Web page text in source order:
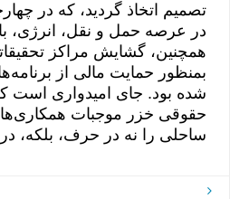
تصمیم اتخاذ گردید، که در
در عرصه حمل و نقل، انرژی،
همچنین، گشایش مراکز
بمنظور حمایت مالی از
شده بود. جای امیدواری
حقوقی خزر موجبات
ساحلی را نه در حرف، بلکه،